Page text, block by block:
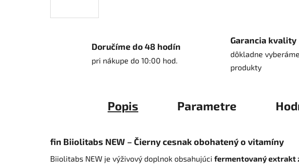
Doručíme do 48 hodín
pri nákupe do 10:00 hod.
Garancia kvality
dôkladne vyberáme
produkty
Popis Parametre
fin Biiolitabs NEW – Čierny cesnak obohatený o vitamíny
Biiolitabs NEW je výživový doplnok obsahujúci fermentovaný extrakt